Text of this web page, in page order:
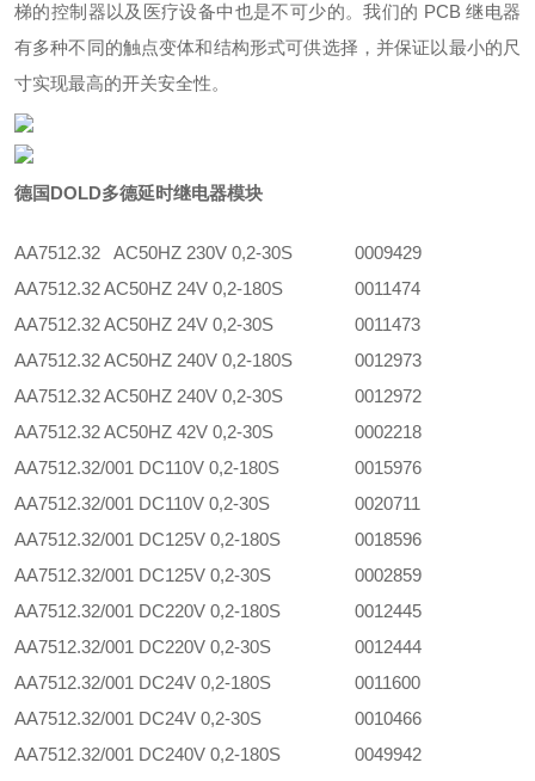
梯的控制器以及医疗设备中也是不可少的。我们的 PCB 继电器
有多种不同的触点变体和结构形式可供选择，并保证以最小的尺
寸实现最高的开关安全性。
德国DOLD多德延时继电器模块
AA7512.32 AC50HZ 230V 0,2-30S
0009429
AA7512.32 AC50HZ 24V 0,2-180S
0011474
AA7512.32 AC50HZ 24V 0,2-30S
0011473
AA7512.32 AC50HZ 240V 0,2-180S
0012973
AA7512.32 AC50HZ 240V 0,2-30S
0012972
AA7512.32 AC50HZ 42V 0,2-30S
0002218
AA7512.32/001 DC110V 0,2-180S
0015976
AA7512.32/001 DC110V 0,2-30S
0020711
AA7512.32/001 DC125V 0,2-180S
0018596
AA7512.32/001 DC125V 0,2-30S
0002859
AA7512.32/001 DC220V 0,2-180S
0012445
AA7512.32/001 DC220V 0,2-30S
0012444
AA7512.32/001 DC24V 0,2-180S
0011600
AA7512.32/001 DC24V 0,2-30S
0010466
AA7512.32/001 DC240V 0,2-180S
0049942